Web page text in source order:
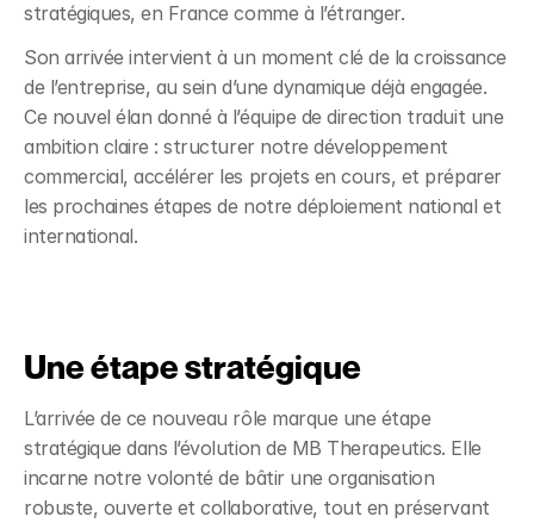
stratégiques, en France comme à l’étranger.
Son arrivée intervient à un moment clé de la croissance
de l’entreprise, au sein d’une dynamique déjà engagée.
Ce nouvel élan donné à l’équipe de direction traduit une
ambition claire : structurer notre développement
commercial, accélérer les projets en cours, et préparer
les prochaines étapes de notre déploiement national et
international.
Une étape stratégique
L’arrivée de ce nouveau rôle marque une étape
stratégique dans l’évolution de MB Therapeutics. Elle
incarne notre volonté de bâtir une organisation
robuste, ouverte et collaborative, tout en préservant